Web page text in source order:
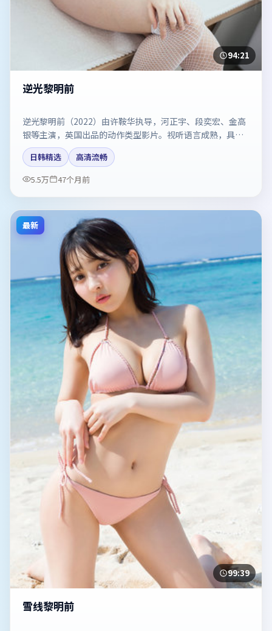
94:21
逆光黎明前
逆光黎明前（2022）由许鞍华执导，河正宇、段奕宏、金高
银等主演，英国出品的动作类型影片。视听语言成熟，具备
院线质感。剧情简介与主创信息可供检索参考，上映日期以
片方资料为准。
日韩精选
高清流畅
5.5万
47个月前
最新
99:39
雪线黎明前